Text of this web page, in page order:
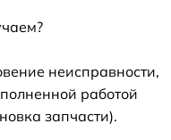
неисправности,
работой
запчасти).